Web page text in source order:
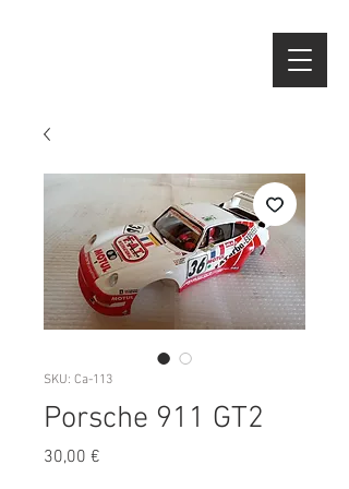
SKU: Ca-113
Porsche 911 GT2
30,00 €